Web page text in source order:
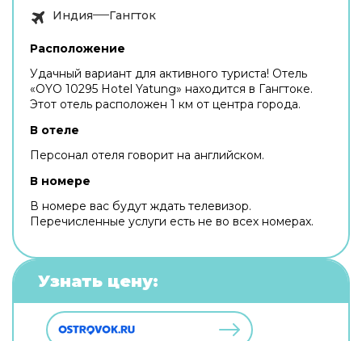
Индия Гангток
Расположение
Удачный вариант для активного туриста! Отель
«OYO 10295 Hotel Yatung» находится в Гангтоке.
Этот отель расположен 1 км от центра города.
В отеле
Персонал отеля говорит на английском.
В номере
В номере вас будут ждать телевизор.
Перечисленные услуги есть не во всех номерах.
Узнать цену: